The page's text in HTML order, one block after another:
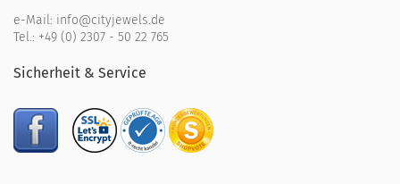
e-Mail: info@cityjewels.de
Tel.: +49 (0) 2307 - 50 22 765
Sicherheit & Service